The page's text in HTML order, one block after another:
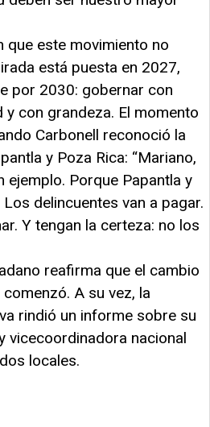
que este movimiento no
está puesta en 2027,
por 2030: gobernar con
y con grandeza. El momento
Carbonell reconoció la
y Poza Rica: “Mariano,
ejemplo. Porque Papantla y
delincuentes van a pagar.
Y tengan la certeza: no los
reafirma que el cambio
A su vez, la
rindió un informe sobre su
vicecoordinadora nacional
locales.